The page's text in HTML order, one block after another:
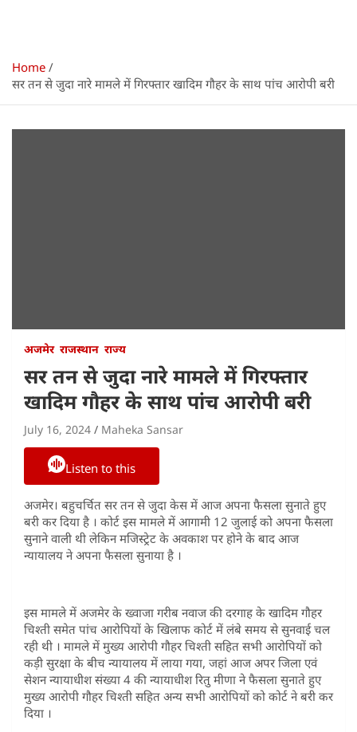
Home
सर तन से जुदा नारे मामले में गिरफ्तार खादिम गौहर के साथ पांच आरोपी बरी
अजमेर राजस्थान राज्य
सर तन से जुदा नारे मामले में गिरफ्तार
खादिम गौहर के साथ पांच आरोपी बरी
July 16, 2024 Maheka Sansar
Listen to this
अजमेर। बहुचर्चित सर तन से जुदा केस में आज अपना फैसला सुनाते हुए
बरी कर दिया है । कोर्ट इस मामले में आगामी 12 जुलाई को अपना फैसला
सुनाने वाली थी लेकिन मजिस्ट्रेट के अवकाश पर होने के बाद आज
न्यायालय ने अपना फैसला सुनाया है ।
इस मामले में अजमेर के ख्वाजा गरीब नवाज की दरगाह के खादिम गौहर
चिश्ती समेत पांच आरोपियों के खिलाफ कोर्ट में लंबे समय से सुनवाई चल
रही थी । मामले में मुख्य आरोपी गौहर चिश्ती सहित सभी आरोपियों को
कड़ी सुरक्षा के बीच न्यायालय में लाया गया, जहां आज अपर जिला एवं
सेशन न्यायाधीश संख्या 4 की न्यायाधीश रितु मीणा ने फैसला सुनाते हुए
मुख्य आरोपी गौहर चिश्ती सहित अन्य सभी आरोपियों को कोर्ट ने बरी कर
दिया ।